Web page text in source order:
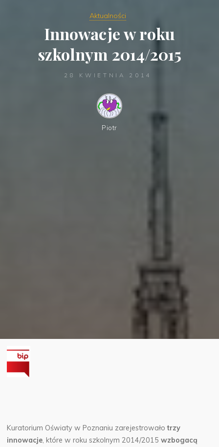
Aktualności
Innowacje w roku
szkolnym 2014/2015
28 KWIETNIA 2014
Piotr
Kuratorium Oświaty w Poznaniu zarejestrowałotrzy
innowacje, które w roku szkolnym 2014/2015wzbogacą